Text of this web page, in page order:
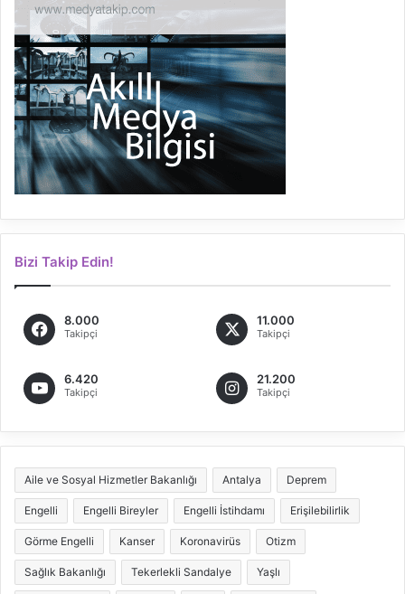
Bizi Takip Edin!
8.000
Takipçi
11.000
Takipçi
6.420
Takipçi
21.200
Takipçi
Aile ve Sosyal Hizmetler Bakanlığı Antalya Deprem
Engelli Engelli Bireyler Engelli İstihdamı Erişilebilirlik
Görme Engelli Kanser Koronavirüs Otizm
Sağlık Bakanlığı Tekerlekli Sandalye Yaşlı